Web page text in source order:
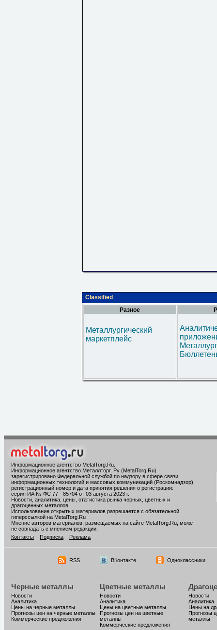
Classified
Разное
Металлургический
маркетплейс
Информационное агентство MetalTorg.Ru
Информационное агентство Металлторг. Ру (MetalTorg.Ru)
зарегистрировано Федеральной службой по надзору в сфере связи,
информационных технологий и массовых коммуникаций (Роскомнадзор),
регистрационный номер и дата принятия решения о регистрации:
серия ИА № ФС 77 - 85704 от 03 августа 2023 г.
Новости, аналитика, цены, статистика рынка черных, цветных и
драгоценных металлов.
Использование открытых материалов разрешается с обязательной
гиперссылкой на MetalTorg.Ru
Мнение авторов материалов, размещаемых на сайте MetalTorg.Ru, может
не совпадать с мнением редакции.
Контакты
Подписка Реклама
RSS ВКонтакте Одноклассники
Черные металлы
Новости
Аналитика
Цены на черные металлы
Прогнозы цен на черные металлы
Коммерческие предложения
Цветные металлы
Новости
Аналитика
Цены на цветные металлы
Прогнозы цен на цветные
металлы
Коммерческие предложения
Новости
Аналитика
Цены на
Прогнозы
металлы